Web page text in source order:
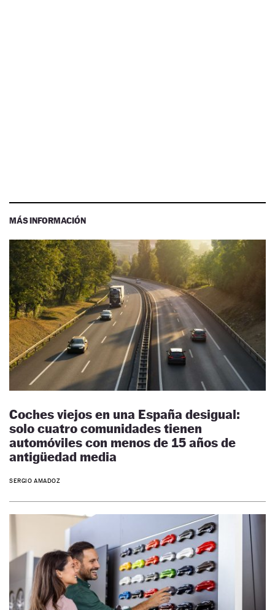
MÁS INFORMACIÓN
Coches viejos en una España desigual:
solo cuatro comunidades tienen
automóviles con menos de 15 años de
antigüedad media
SERGIO AMADOZ